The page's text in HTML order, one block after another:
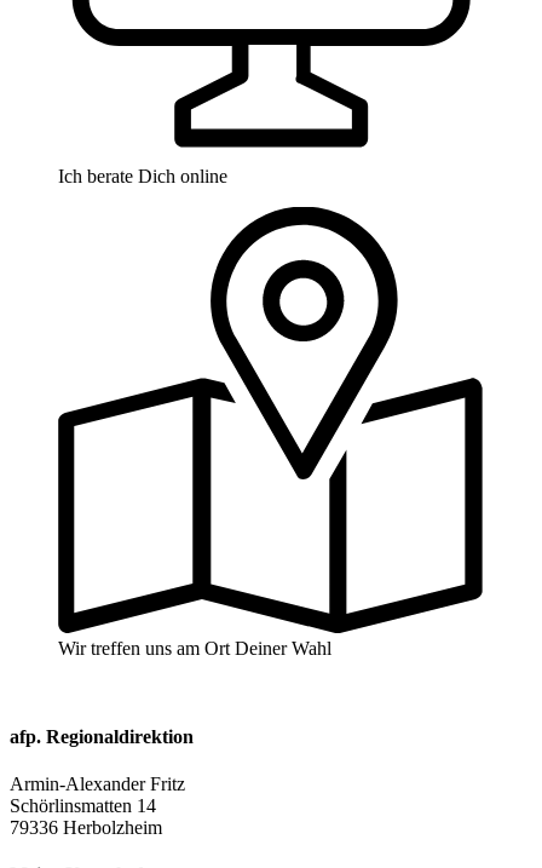
Ich berate Dich online
Wir treffen uns am Ort Deiner Wahl
afp. Regionaldirektion
Armin-Alexander Fritz
Schörlinsmatten 14
79336 Herbolzheim